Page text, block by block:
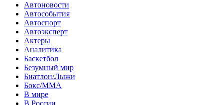
Автоновости
Автособытия
Автоспорт
Автоэксперт
Актеры
Аналитика
Баскетбол
Безумный мир
Биатлон/Лыжи
Бокс/MMA
В мире